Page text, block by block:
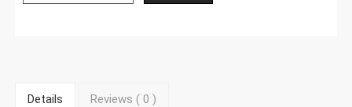
Details Reviews ( 0)